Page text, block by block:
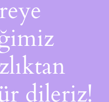
dileriz!